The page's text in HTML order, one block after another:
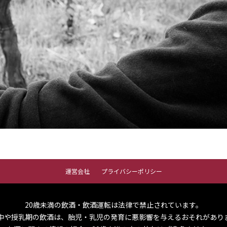
運営会社 プライバシーポリシー
20歳未満の飲酒・飲酒運転は法律で禁止されています。
や授乳期の飲酒は、胎児・乳児の発育に悪影響を与えるおそれがあり